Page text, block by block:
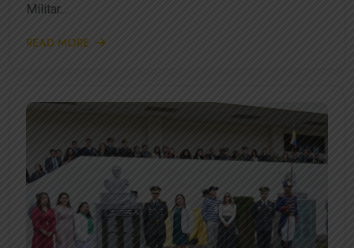
Militar...
READ MORE